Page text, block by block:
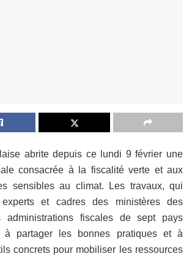
abrite depuis ce lundi 9 février une
consacrée à la fiscalité verte et aux
sensibles au climat. Les travaux, qui
et cadres des ministères des
administrations fiscales de sept pays
à partager les bonnes pratiques et à
concrets pour mobiliser les ressources